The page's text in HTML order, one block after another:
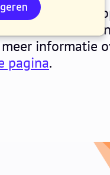
alle klanten
informatie
pagina.